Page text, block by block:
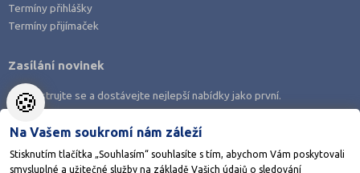
Termíny přihlášky
Termíny přijímaček
Zasílání novinek
Zaregistrujte se a dostávejte nejlepší nabídky jako první.
🍪
Na Vašem soukromí nám záleží
Stisknutím tlačítka „Souhlasím“ souhlasíte s tím, abychom Vám poskytovali
smysluplné a užitečné služby na základě Vašich údajů o sledování